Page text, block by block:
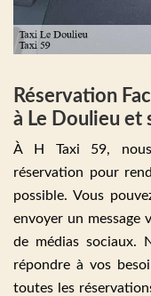
Réservation
à Le Doulieu et
À H Taxi 59,
réservation pour
possible. Vous
envoyer un message
de médias sociaux.
répondre à vos
toutes les